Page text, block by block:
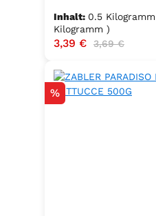
Inhalt: 0.5 Kilogramm
Kilogramm )
Verkaufspreis:
3,39 € Regulärer Preis:
3,69 €
Rabatt
%